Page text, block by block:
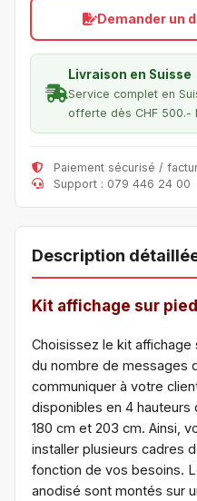
Demander un
Livraison en Suisse
Service complet en
offerte dès CHF 500.-
Paiement sécurisé /
Support : 079 446 24 00
Description
Kit affichage sur
Choisissez le kit affichage
du nombre de messages
communiquer à votre
disponibles en 4 hauteurs
180 cm et 203 cm. Ainsi,
installer plusieurs cadres
fonction de vos besoins.
anodisé sont montés sur